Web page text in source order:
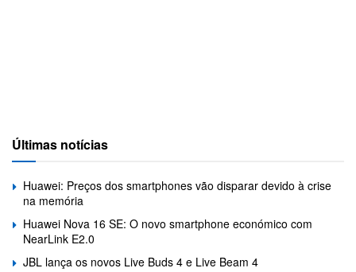
Últimas notícias
Huawei: Preços dos smartphones vão disparar devido à crise
na memória
Huawei Nova 16 SE: O novo smartphone económico com
NearLink E2.0
JBL lança os novos Live Buds 4 e Live Beam 4